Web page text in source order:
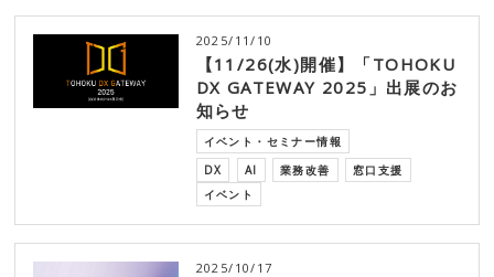
2025/11/10
【11/26(水)開催】「TOHOKU
DX GATEWAY 2025」出展のお
知らせ
イベント・セミナー情報
DX
AI 業務改善
窓口支援
イベント
2025/10/17